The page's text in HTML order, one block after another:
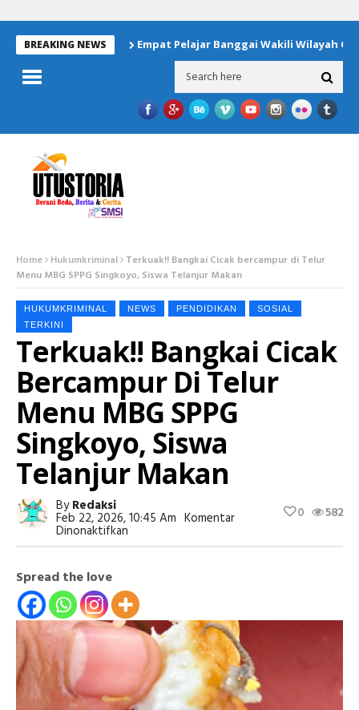
BREAKING NEWS Empat Pelajar Banggai Wakili Wilayah
Home Hukumkriminal Terkuak!! Bangkai Cicak bercampur di Telur
Menu MBG SPPG Singkoyo, Siswa Telanjur Makan
HUKUMKRIMINAL NEWS PENDIDIKAN
SOSIAL
TERKINI
Terkuak!! Bangkai Cicak
Bercampur Di Telur
Menu MBG SPPG
Singkoyo, Siswa
Telanjur Makan
ByRedaksi
Feb 22, 2026, 10:45 Am Komentar
Dinonaktifkan
Terkuak!!
Di
Telur
Menu
MBG
SPPG
Singkoyo,
Siswa
Telanjur
Makan
582
0
Spread the love